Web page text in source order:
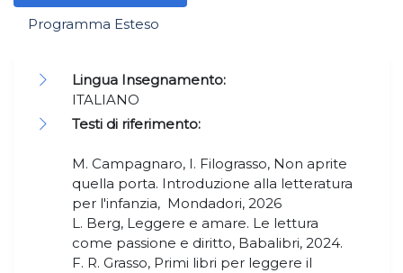
Programma Esteso
Lingua Insegnamento:
ITALIANO
Testi di riferimento:
M. Campagnaro, I. Filograsso, Non aprite
quella porta. Introduzione alla letteratura
per l'infanzia, Mondadori, 2026
L. Berg, Leggere e amare. Le lettura
come passione e diritto, Babalibri, 2024.
F. R. Grasso, Primi libri per leggere il